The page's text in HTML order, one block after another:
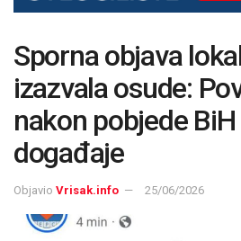
Sporna objava
izazvala osude:
nakon pobjede
događaje
Objavio Vrisak.info 25/06/2026